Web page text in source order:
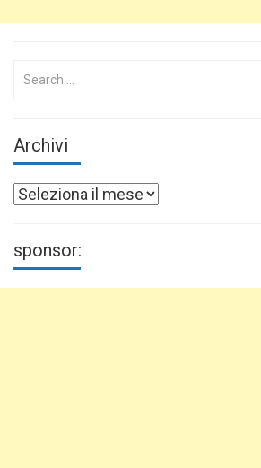
Search
Archivi
Archivi
sponsor: